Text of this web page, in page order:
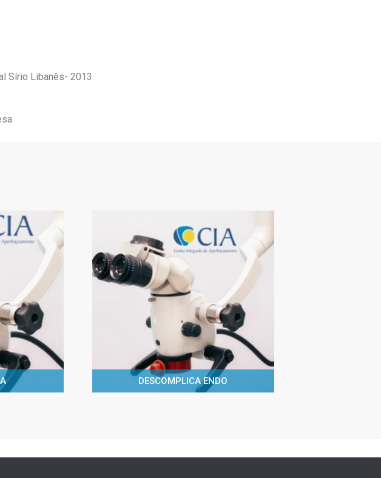
Sírio Libanês- 2013
DESCOMPLICA ENDO